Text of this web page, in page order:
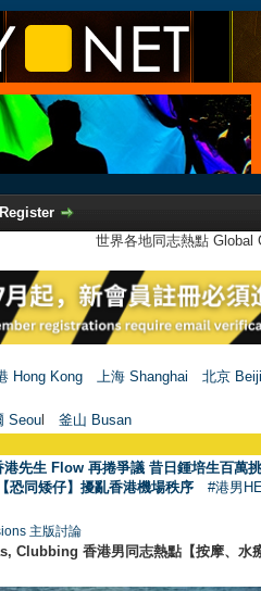
Register
世界各地同志熱點
Hong Kong 上海 Shanghai
北京
Seoul 釜山 Busan
港先生 Flow 再捲爭議 昔日鍾培生百萬
恐同矮仔】擾亂香港機場秩序 #港男
主版討論
Clubbing 香港男同志熱點【按摩、水